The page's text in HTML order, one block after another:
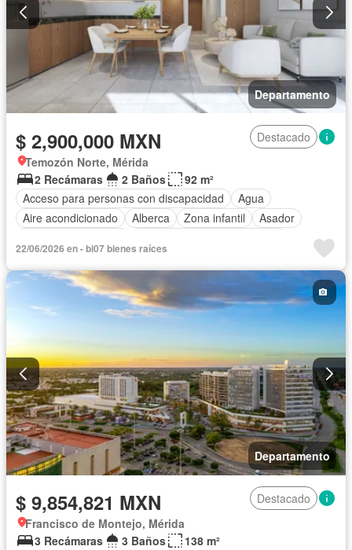
Departamento
$ 2,900,000 MXN
Destacado
Temozón Norte, Mérida
2 Recámaras
2 Baños
92 m²
Acceso para personas con discapacidad
Agua
Aire acondicionado
Alberca Zona infantil
Asador
Cuarto de Limpieza
Electricidad
Gimnasio
Internet Sala polivalente
Seguridad
Wifi Zonas verdes
22/06/2026 en - bi07 bienes raíces
Departamento
$ 9,854,821 MXN
Destacado
Francisco de Montejo, Mérida
3 Recámaras
3 Baños
138 m²